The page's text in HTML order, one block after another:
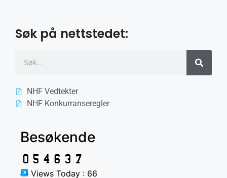
Søk på nettstedet:
NHF Vedtekter
NHF Konkurranseregler
Besøkende
Views Today : 66